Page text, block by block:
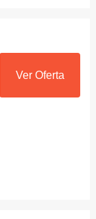
Ver Oferta